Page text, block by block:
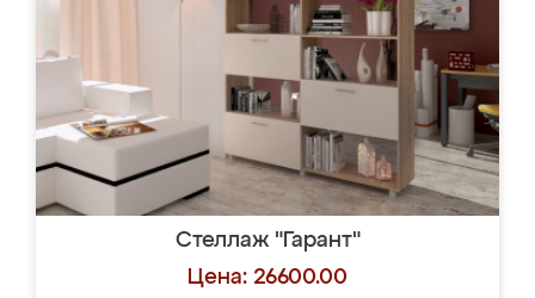
Стеллаж "Гарант"
Цена: 26600.00